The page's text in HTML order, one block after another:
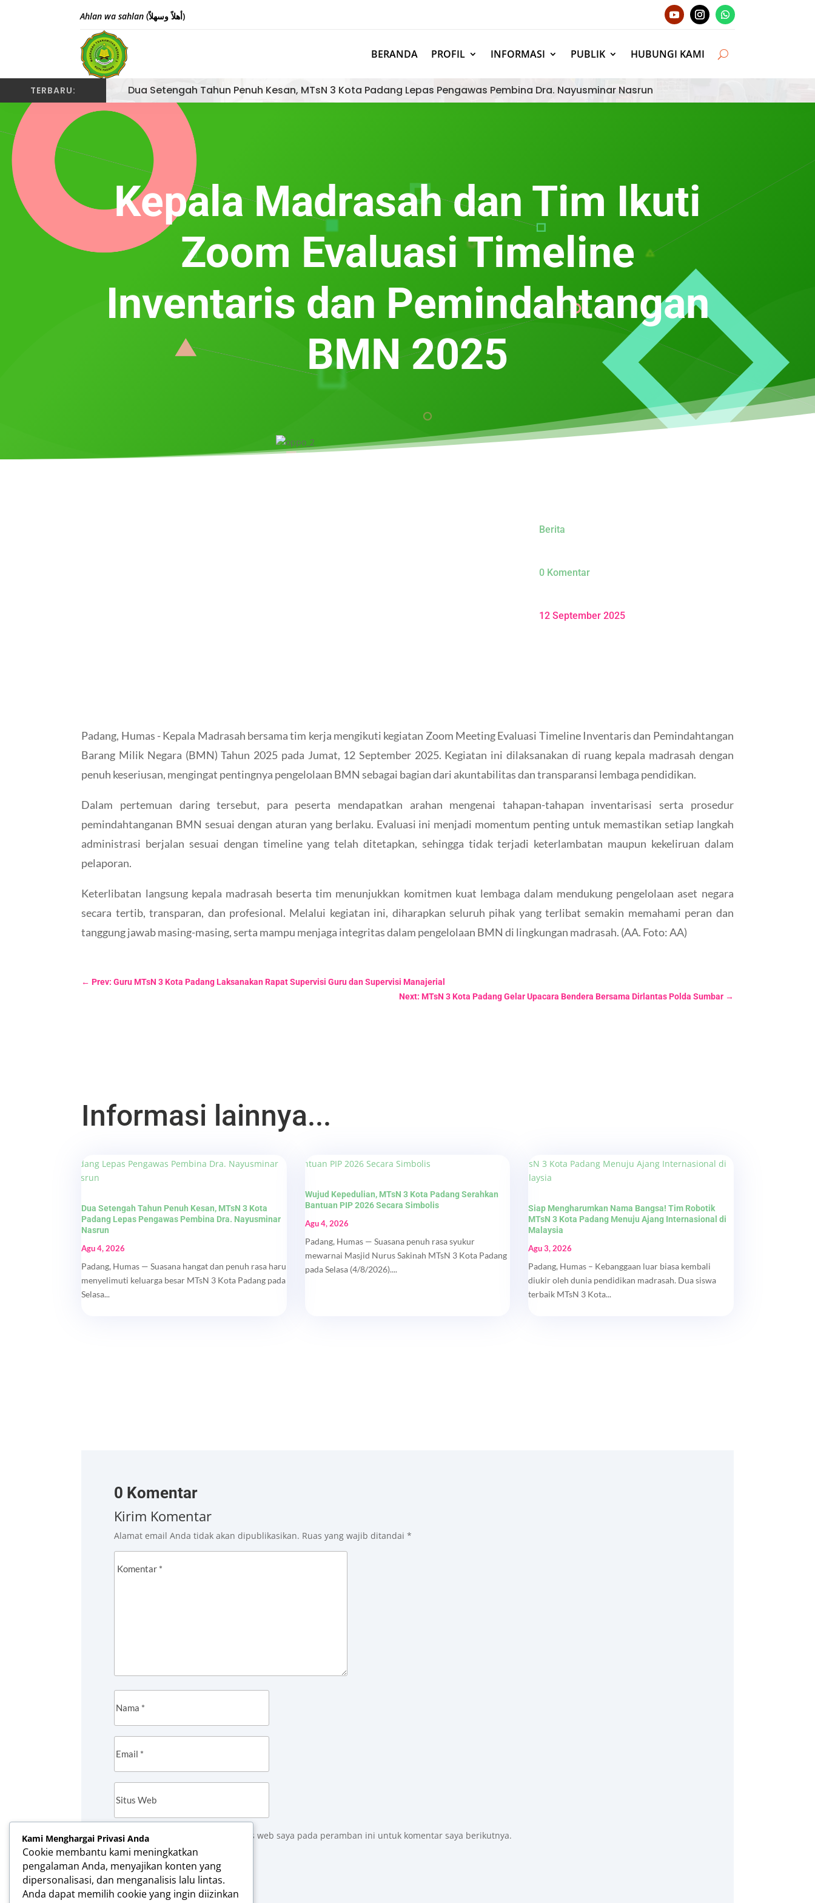
Ahlan wa sahlan (أهلاً وسهلاً)
BERANDA PROFIL INFORMASI PUBLIK HUBUNGI KAMI
TERBARU: Dua Setengah Tahun Penuh Kesan, MTsN 3 Kota Padang Lepas Pengawas Pembina Dra. Nayusminar Nasrun
Kepala Madrasah dan Tim Ikuti
Zoom Evaluasi Timeline
Inventaris dan Pemindahtangan
BMN 2025
Berita
0 Komentar
12 September 2025
Padang, Humas - Kepala Madrasah bersama tim kerja mengikuti kegiatan Zoom Meeting Evaluasi Timeline Inventaris dan Pemindahtangan
Barang Milik Negara (BMN) Tahun 2025 pada Jumat, 12 September 2025. Kegiatan ini dilaksanakan di ruang kepala madrasah dengan
penuh keseriusan, mengingat pentingnya pengelolaan BMN sebagai bagian dari akuntabilitas dan transparansi lembaga pendidikan.
Dalam pertemuan daring tersebut, para peserta mendapatkan arahan mengenai tahapan-tahapan inventarisasi serta prosedur
pemindahtanganan BMN sesuai dengan aturan yang berlaku. Evaluasi ini menjadi momentum penting untuk memastikan setiap langkah
administrasi berjalan sesuai dengan timeline yang telah ditetapkan, sehingga tidak terjadi keterlambatan maupun kekeliruan dalam
pelaporan.
Keterlibatan langsung kepala madrasah beserta tim menunjukkan komitmen kuat lembaga dalam mendukung pengelolaan aset negara
secara tertib, transparan, dan profesional. Melalui kegiatan ini, diharapkan seluruh pihak yang terlibat semakin memahami peran dan
tanggung jawab masing-masing, serta mampu menjaga integritas dalam pengelolaan BMN di lingkungan madrasah. (AA. Foto: AA)
←Prev: Guru MTsN 3 Kota Padang Laksanakan Rapat Supervisi Guru dan Supervisi Manajerial
Next: MTsN 3 Kota Padang Gelar Upacara Bendera Bersama Dirlantas Polda Sumbar→
Informasi lainnya...
Dua Setengah Tahun Penuh Kesan, MTsN 3 Kota
Padang Lepas Pengawas Pembina Dra. Nayusminar
Nasrun
Agu 4, 2026
Padang, Humas — Suasana hangat dan penuh rasa haru
menyelimuti keluarga besar MTsN 3 Kota Padang pada
Selasa...
Wujud Kepedulian, MTsN 3 Kota Padang Serahkan
Bantuan PIP 2026 Secara Simbolis
Agu 4, 2026
Padang, Humas — Suasana penuh rasa syukur
mewarnai Masjid Nurus Sakinah MTsN 3 Kota Padang
pada Selasa (4/8/2026)....
Siap Mengharumkan Nama Bangsa! Tim Robotik
MTsN 3 Kota Padang Menuju Ajang Internasional di
Malaysia
Agu 3, 2026
Padang, Humas – Kebanggaan luar biasa kembali
diukir oleh dunia pendidikan madrasah. Dua siswa
terbaik MTsN 3 Kota...
0 Komentar
Kirim Komentar
Alamat email Anda tidak akan dipublikasikan. Ruas yang wajib ditandai*
Simpan nama, email, dan situs web saya pada peramban ini untuk komentar saya berikutnya.
Kirim Komentar
Kami Menghargai Privasi Anda
Cookie membantu kami meningkatkan
pengalaman Anda, menyajikan konten yang
dipersonalisasi, dan menganalisis lalu lintas.
Anda dapat memilih cookie yang ingin diizinkan